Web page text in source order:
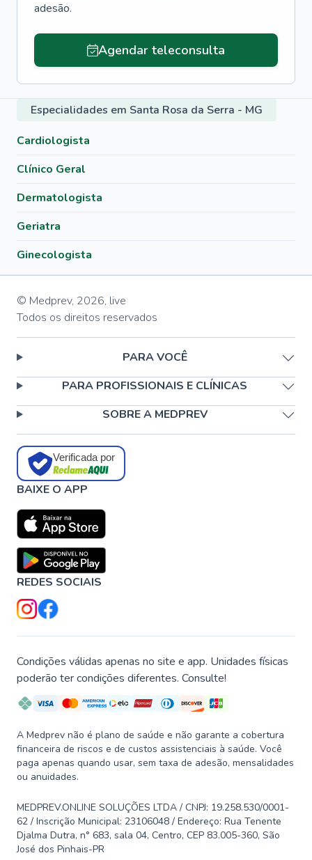
adesão.
Agendar teleconsulta
Especialidades em Santa Rosa da Serra - MG
Cardiologista
Clínico Geral
Dermatologista
Geriatra
Ginecologista
© Medprev, 2026, live
Todos os direitos reservados
PARA VOCÊ
PARA PROFISSIONAIS E CLÍNICAS
SOBRE A MEDPREV
Verificada por
BAIXE O APP
REDES SOCIAIS
Condições válidas apenas no site e app. Unidades físicas
poderão ter condições diferentes. Consulte!
A Medprev não é plano de saúde e não garante a cobertura
financeira de riscos e de custos assistenciais à saúde. Você
paga apenas quando usar, sem taxa de adesão, mensalidades
ou anuidades.
MEDPREV.ONLINE SOLUÇÕES LTDA / CNPJ: 19.258.530/0001-
62 / Inscrição Municipal: 23106048 / Endereço: Rua Tenente
Djalma Dutra, n° 683, sala 04, Centro, CEP 83.005-360, São
José dos Pinhais-PR